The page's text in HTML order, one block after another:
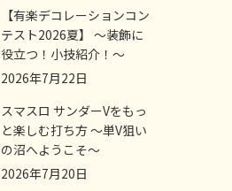
【有楽デコレーションコン
テスト2026夏】 ～装飾に
役立つ！小技紹介！～
2026年7月22日
スマスロ サンダーVをもっ
と楽しむ打ち方 ～単V狙い
の沼へようこそ～
2026年7月20日